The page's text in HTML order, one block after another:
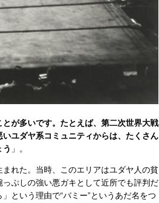
が多いです。たとえば、第二次世界大戦
ユダヤ系コミュニティからは、たくさん
」。
れた。当時、このエリアはユダヤ人の貧
ぷしの強い悪ガキとして近所でも評判だ
という理由で“バミー”というあだ名をつ